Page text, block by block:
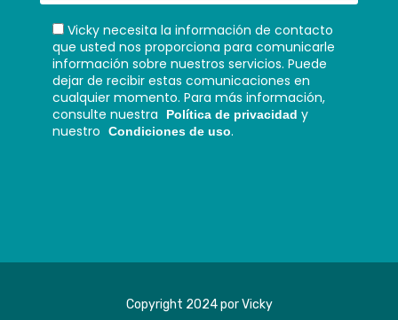
Vicky necesita la información de contacto
que usted nos proporciona para comunicarle
información sobre nuestros servicios. Puede
dejar de recibir estas comunicaciones en
cualquier momento. Para más información,
consulte nuestra
Política de privacidad y
nuestro
Condiciones de uso.
Copyright 2024 por Vicky